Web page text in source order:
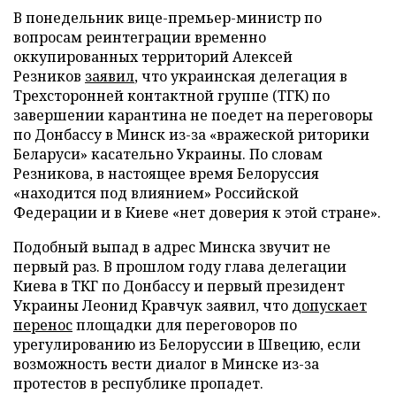
В понедельник вице-премьер-министр по
вопросам реинтеграции временно
оккупированных территорий Алексей
Резников заявил, что украинская делегация в
Трехсторонней контактной группе (ТГК) по
завершении карантина не поедет на переговоры
по Донбассу в Минск из-за «вражеской риторики
Беларуси» касательно Украины. По словам
Резникова, в настоящее время Белоруссия
«находится под влиянием» Российской
Федерации и в Киеве «нет доверия к этой стране».
Подобный выпад в адрес Минска звучит не
первый раз. В прошлом году глава делегации
Киева в ТКГ по Донбассу и первый президент
Украины Леонид Кравчук заявил, что допускает
переносплощадки для переговоров по
урегулированию из Белоруссии в Швецию, если
возможность вести диалог в Минске из-за
протестов в республике пропадет.